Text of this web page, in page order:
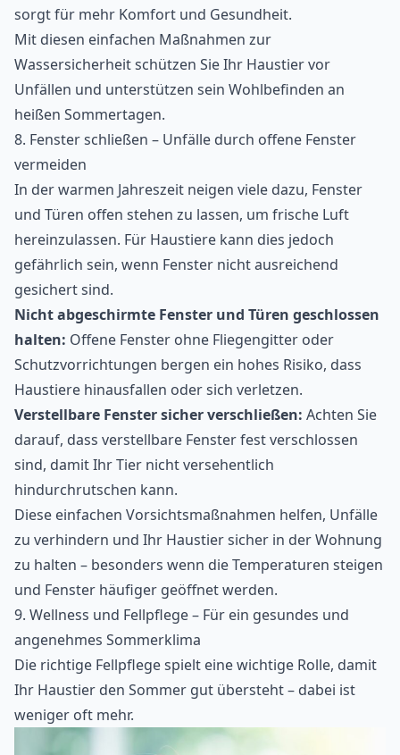
sorgt für mehr Komfort und Gesundheit.
Mit diesen einfachen Maßnahmen zur
Wassersicherheitschützen Sie Ihr Haustier vor
Unfällen und unterstützen sein Wohlbefinden an
heißen Sommertagen.
8. Fenster schließen – Unfälle durch offene Fenster
vermeiden
In der warmen Jahreszeit neigen viele dazu, Fenster
und Türen offen stehen zu lassen, um frische Luft
hereinzulassen. Für Haustiere kann dies jedoch
gefährlich sein, wenn Fenster nicht ausreichend
gesichert sind.
Nicht abgeschirmte Fenster und Türen geschlossen
halten: Offene Fenster ohne Fliegengitter oder
Schutzvorrichtungen bergen ein hohes Risiko, dass
Haustiere hinausfallen oder sich verletzen.
Verstellbare Fenster sicher verschließen: Achten Sie
darauf, dass verstellbare Fenster fest verschlossen
sind, damit Ihr Tier nicht versehentlich
hindurchrutschen kann.
Diese einfachen Vorsichtsmaßnahmen helfen, Unfälle
zu verhindern und Ihr Haustier sicher in der Wohnung
zu halten – besonders wenn die Temperaturen steigen
und Fenster häufiger geöffnet werden.
9. Wellness und Fellpflege – Für ein gesundes und
angenehmes Sommerklima
Die richtige Fellpflege spielt eine wichtige Rolle, damit
Ihr Haustier den Sommer gut übersteht – dabei ist
weniger oft mehr.